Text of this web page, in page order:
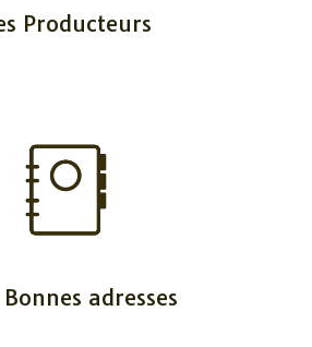
Producteurs
Bonnes adresses